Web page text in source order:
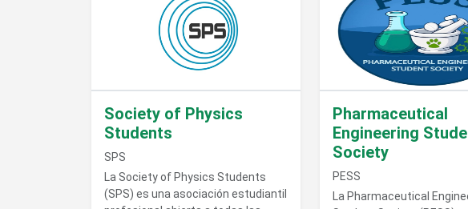
Society of Physics
Students
SPS
La Society of Physics Students
(SPS) es una asociación estudiantil
Pharmaceutical
Engineering
Society
PESS
La Pharmaceutical